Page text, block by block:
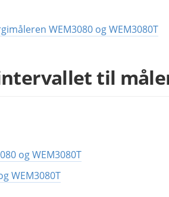
WEM3080 og WEM3080T
til
og WEM3080T
WEM3080T